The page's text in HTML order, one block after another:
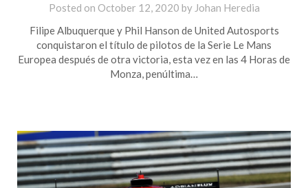
Posted on October 12, 2020 by Johan Heredia
Filipe Albuquerque y Phil Hanson de United Autosports
conquistaron el título de pilotos de la Serie Le Mans
Europea después de otra victoria, esta vez en las 4 Horas de
Monza, penúltima…